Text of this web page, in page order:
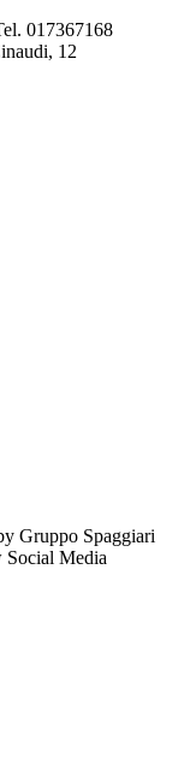
017367168
12
Gruppo Spaggiari
Social Media